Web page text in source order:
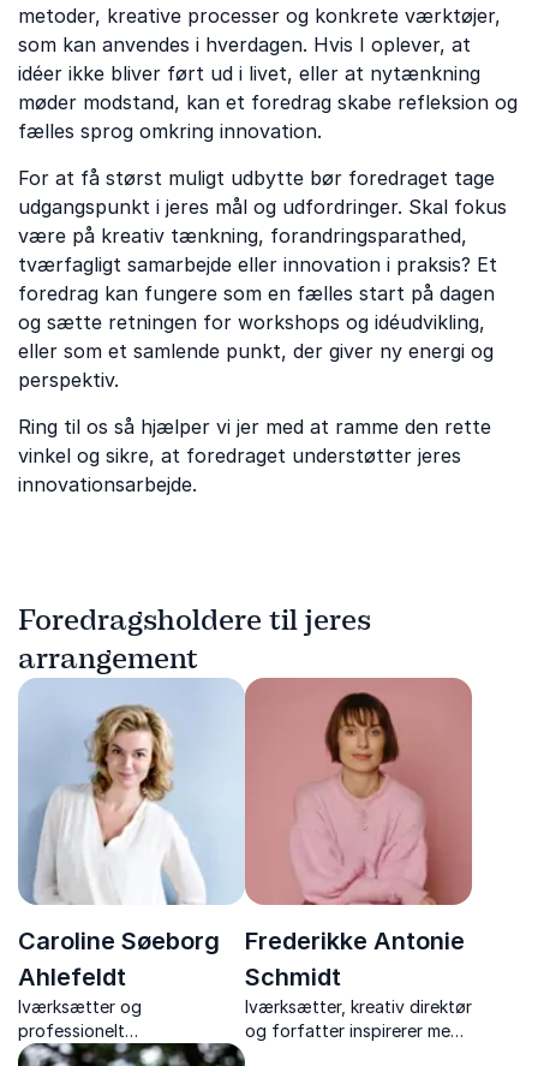
metoder, kreative processer og konkrete værktøjer,
som kan anvendes i hverdagen. Hvis I oplever, at
idéer ikke bliver ført ud i livet, eller at nytænkning
møder modstand, kan et foredrag skabe refleksion og
fælles sprog omkring innovation.
For at få størst muligt udbytte bør foredraget tage
udgangspunkt i jeres mål og udfordringer. Skal fokus
være på kreativ tænkning, forandringsparathed,
tværfagligt samarbejde eller innovation i praksis? Et
foredrag kan fungere som en fælles start på dagen
og sætte retningen for workshops og idéudvikling,
eller som et samlende punkt, der giver ny energi og
perspektiv.
Ring til os så hjælper vi jer med at ramme den rette
vinkel og sikre, at foredraget understøtter jeres
innovationsarbejde.
Foredragsholdere til jeres
arrangement
Caroline Søeborg
Ahlefeldt
Iværksætter og
professionelt
bestyrelsesmedlem, Caroline
Frederikke Antonie
Schmidt
Iværksætter, kreativ direktør
og forfatter inspirerer med